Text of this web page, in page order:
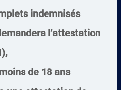
indemnisés
l’attestation
de 18 ans